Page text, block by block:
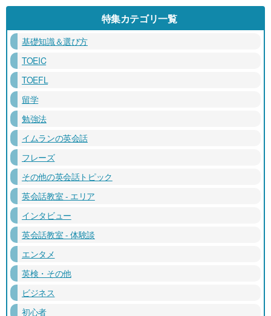
特集カテゴリ一覧
基礎知識＆選び方
TOEIC
TOEFL
留学
勉強法
イムランの英会話
フレーズ
その他の英会話トピック
英会話教室 - エリア
インタビュー
英会話教室 - 体験談
エンタメ
英検・その他
ビジネス
初心者